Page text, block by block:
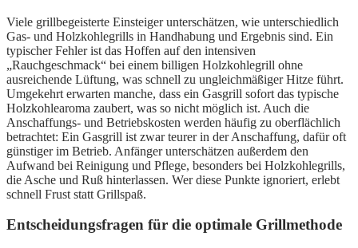
Viele grillbegeisterte Einsteiger unterschätzen, wie unterschiedlich
Gas- und Holzkohlegrills in Handhabung und Ergebnis sind. Ein
typischer Fehler ist das Hoffen auf den intensiven
„Rauchgeschmack“ bei einem billigen Holzkohlegrill ohne
ausreichende Lüftung, was schnell zu ungleichmäßiger Hitze führt.
Umgekehrt erwarten manche, dass ein Gasgrill sofort das typische
Holzkohlearoma zaubert, was so nicht möglich ist. Auch die
Anschaffungs- und Betriebskosten werden häufig zu oberflächlich
betrachtet: Ein Gasgrill ist zwar teurer in der Anschaffung, dafür oft
günstiger im Betrieb. Anfänger unterschätzen außerdem den
Aufwand bei Reinigung und Pflege, besonders bei Holzkohlegrills,
die Asche und Ruß hinterlassen. Wer diese Punkte ignoriert, erlebt
schnell Frust statt Grillspaß.
Entscheidungsfragen für die optimale Grillmethode